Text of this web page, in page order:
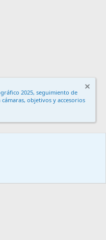
2025, seguimiento de
objetivos y accesorios